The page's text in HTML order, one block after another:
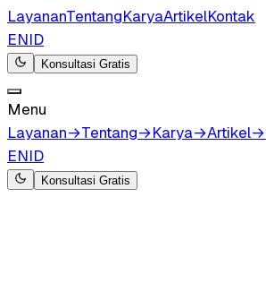
LayananTentangKaryaArtikelKontak
ENID
Konsultasi Gratis
Menu
Layanan→Tentang→Karya→Artikel→
ENID
Konsultasi Gratis